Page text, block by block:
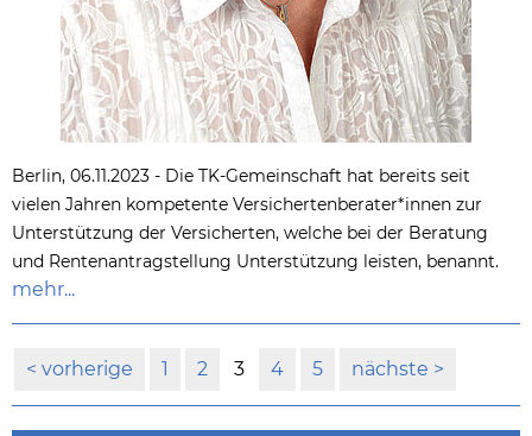
Berlin, 06.11.2023 - Die TK-Gemeinschaft hat bereits seit
vielen Jahren kompetente Versichertenberater*innen zur
Unterstützung der Versicherten, welche bei der Beratung
und Rentenantragstellung Unterstützung leisten, benannt.
mehr...
vorherige 1 2 3 4 5 nächste